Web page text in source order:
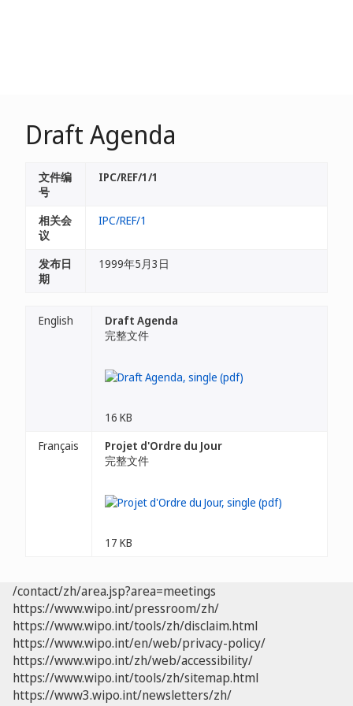
Draft Agenda
文件编
号
IPC/REF/1/1
相关会
议
IPC/REF/1
发布日
期
1999年5月3日
English
Draft Agenda
完整文件
16 KB
Français
Projet d'Ordre du Jour
完整文件
17 KB
/contact/zh/area.jsp?area=meetings
https://www.wipo.int/pressroom/zh/
https://www.wipo.int/tools/zh/disclaim.html
https://www.wipo.int/en/web/privacy-policy/
https://www.wipo.int/zh/web/accessibility/
https://www.wipo.int/tools/zh/sitemap.html
https://www3.wipo.int/newsletters/zh/